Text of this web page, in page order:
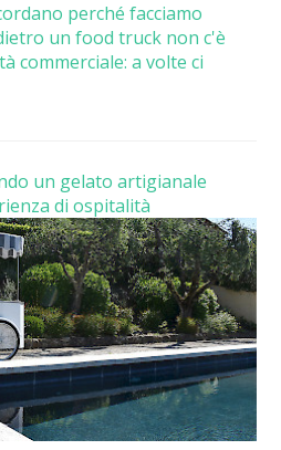
perché facciamo
un food truck non c'è
commerciale: a volte ci
un gelato artigianale
di ospitalità